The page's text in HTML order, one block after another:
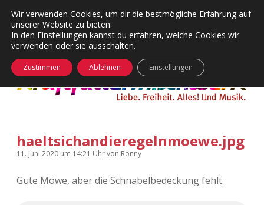
Kategorien
Menü
24 Hours Chilling
Die Wende
KFMW-Disco
KFMW-Disco
Dates
Contact
Menü
öffnen
öffnen
haeltsichandieregelnmoewe.jpg
11. Juni 2020 um 14:21 Uhrvon Ronny
Gute Möwe, aber die Schnabelbedeckung fehlt.
Wir verwenden Cookies, um dir die bestmögliche Erfahrung auf
unserer Website zu bieten.
In den Einstellungen kannst du erfahren, welche Cookies wir
verwenden oder sie ausschalten.
Zustimmen Ablehnen Einstellungen